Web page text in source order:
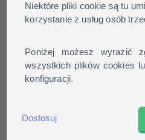
Niektóre pliki cookie są tu
korzystanie z usług osób
Poniżej możesz wyrazić
wszystkich plików cookies
konfiguracji.
Dostosuj
Jak